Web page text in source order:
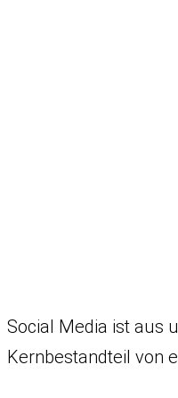
Social Media ist aus
Kernbestandteil von